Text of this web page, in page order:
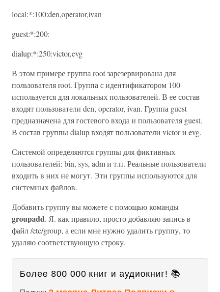
local:*:100:den,operator,ivan
guest:*:200:
dialup:*:250:victor,evg
В этом примере группа root зарезервирована для
пользователя root. Группа с идентификатором 100
используется для локальных пользователей. В ее состав
входят пользователи den, operator, ivan. Группа guest
предназначена для гостевого входа и пользователя guest.
В состав группы dialup входят пользователи victor и evg.
Системой определяются группы для фиктивных
пользователей: bin, sys, adm и т.п. Реальные пользователи
входить в них не могут. Эти группы используются для
системных файлов.
Добавить группу вы можете с помощью команды
groupadd. Я. как правило, просто добавляю запись в
файл /etc/group, а если мне нужно удалить группу, то
удаляю соответствующую строку.
Более 800 000 книг и аудиокниг! 📚